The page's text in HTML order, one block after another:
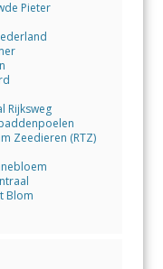
Pieter
Rijksweg
Zeedieren (RTZ)
Blom